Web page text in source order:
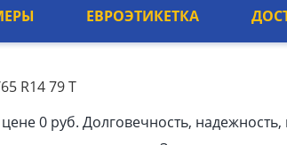
ЕВРОЭТИКЕТКА
R14 79 T
0 руб. Долговечность,